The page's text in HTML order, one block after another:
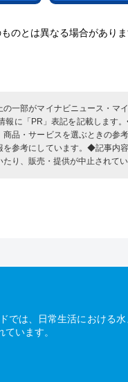
のとは異なる場合がありま
一部がマイナビニュース・マ
報に「PR」表記を記載します
品・サービスを選ぶときの
参考にしています。◆記事内
り、販売・提供が中止されてい
では、日常生活における
います。